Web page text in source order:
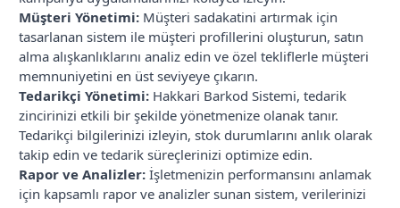
Müşteri Yönetimi:Müşteri sadakatini artırmak için
tasarlanan sistem ile müşteri profillerini oluşturun, satın
alma alışkanlıklarını analiz edin ve özel tekliflerle müşteri
memnuniyetini en üst seviyeye çıkarın.
Tedarikçi Yönetimi:Hakkari Barkod Sistemi, tedarik
zincirinizi etkili bir şekilde yönetmenize olanak tanır.
Tedarikçi bilgilerinizi izleyin, stok durumlarını anlık olarak
takip edin ve tedarik süreçlerinizi optimize edin.
Rapor ve Analizler:İşletmenizin performansını anlamak
için kapsamlı rapor ve analizler sunan sistem, verilerinizi